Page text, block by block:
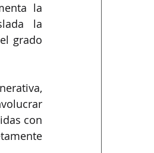
la
la
grado
con